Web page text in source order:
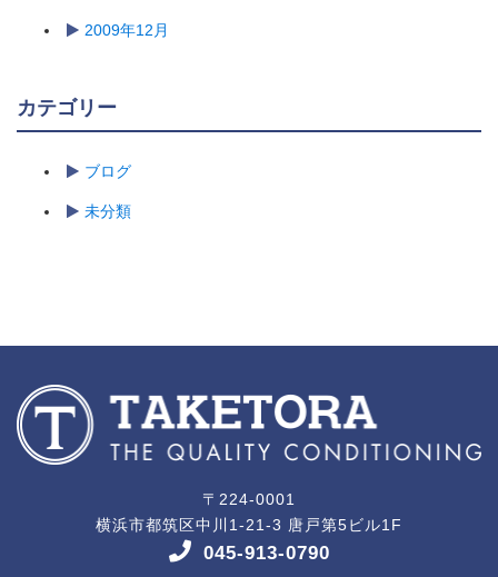
2009年12月
カテゴリー
ブログ
未分類
〒224-0001
横浜市都筑区中川1-21-3 唐戸第5ビル1F
045-913-0790